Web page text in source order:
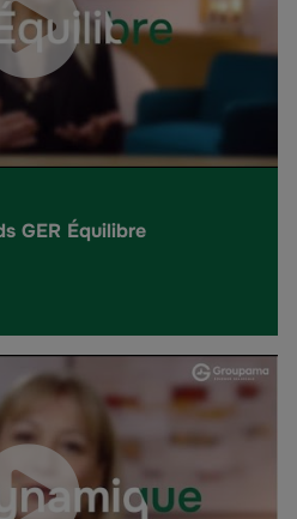
GER Équilibre